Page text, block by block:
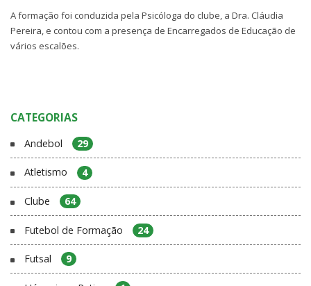
A formação foi conduzida pela Psicóloga do clube, a Dra. Cláudia
Pereira, e contou com a presença de Encarregados de Educação de
vários escalões.
CATEGORIAS
Andebol 29
Atletismo 4
Clube 64
Futebol de Formação 24
Futsal 9